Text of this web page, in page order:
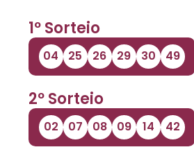
1º Sorteio
04 25 26 29 30 49
2º Sorteio
02 07 08 09 14 42